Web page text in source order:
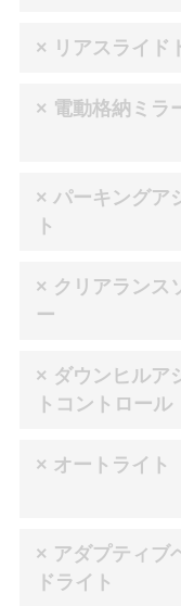
× リアスライド
× 電動格納ミラ
× パーキングア
ト
× クリアランス
ー
× ダウンヒルア
トコントロール
× オートライト
× アダプティブ
ドライト